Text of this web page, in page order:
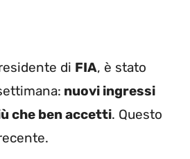
di FIA, è stato
nuovi ingressi
che ben accetti. Questo